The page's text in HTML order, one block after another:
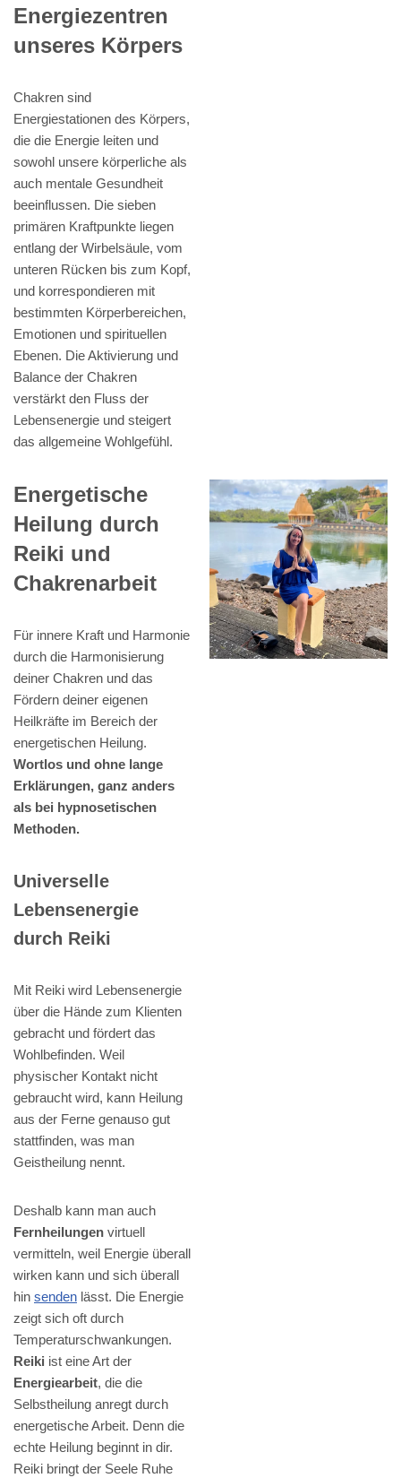
Energiezentren
unseres Körpers
Chakren sind
Energiestationen des Körpers,
die die Energie leiten und
sowohl unsere körperliche als
auch mentale Gesundheit
beeinflussen. Die sieben
primären Kraftpunkte liegen
entlang der Wirbelsäule, vom
unteren Rücken bis zum Kopf,
und korrespondieren mit
bestimmten Körperbereichen,
Emotionen und spirituellen
Ebenen. Die Aktivierung und
Balance der Chakren
verstärkt den Fluss der
Lebensenergie und steigert
das allgemeine Wohlgefühl.
Energetische
Heilung durch
Reiki und
Chakrenarbeit
Für innere Kraft und Harmonie
durch die Harmonisierung
deiner Chakren und das
Fördern deiner eigenen
Heilkräfte im Bereich der
energetischen Heilung.
Wortlos und ohne lange
Erklärungen, ganz anders
als bei hypnosetischen
Methoden.
Universelle
Lebensenergie
durch Reiki
Mit Reiki wird Lebensenergie
über die Hände zum Klienten
gebracht und fördert das
Wohlbefinden. Weil
physischer Kontakt nicht
gebraucht wird, kann Heilung
aus der Ferne genauso gut
stattfinden, was man
Geistheilung nennt.
Deshalb kann man auch
Fernheilungen virtuell
vermitteln, weil Energie überall
wirken kann und sich überall
hin senden lässt. Die Energie
zeigt sich oft durch
Temperaturschwankungen.
Reiki ist eine Art der
Energiearbeit, die die
Selbstheilung anregt durch
energetische Arbeit. Denn die
echte Heilung beginnt in dir.
Reiki bringt der Seele Ruhe